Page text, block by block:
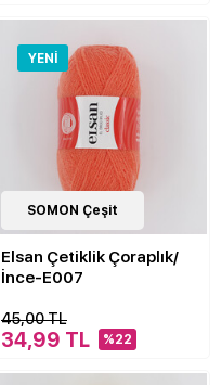
YENI
40Çeşit
SOMON Çeşit
Elsan Çetiklik Çoraplık/
İnce-E007
45,00 TL
34,99 TL %22